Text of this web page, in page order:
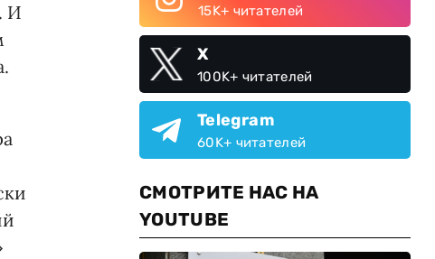
И
15K+ читателей
X
100K+ читателей
Telegram
60K+ читателей
СМОТРИТЕ НАС НА
YOUTUBE